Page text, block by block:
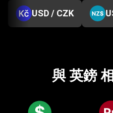
USD / CZK
與 英鎊